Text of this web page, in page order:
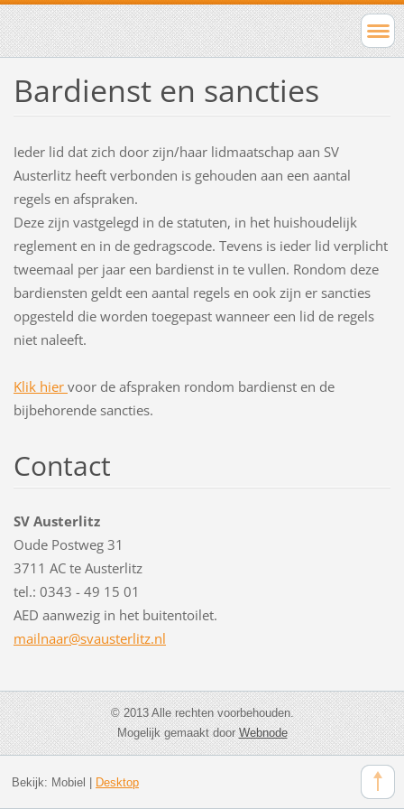
Bardienst en sancties
Ieder lid dat zich door zijn/haar lidmaatschap aan SV
Austerlitz heeft verbonden is gehouden aan een aantal
regels en afspraken.
Deze zijn vastgelegd in de statuten, in het huishoudelijk
reglement en in de gedragscode. Tevens is ieder lid verplicht
tweemaal per jaar een bardienst in te vullen. Rondom deze
bardiensten geldt een aantal regels en ook zijn er sancties
opgesteld die worden toegepast wanneer een lid de regels
niet naleeft.
Klik hier voor de afspraken rondom bardienst en de
bijbehorende sancties.
Contact
SV Austerlitz
Oude Postweg 31
3711 AC te Austerlitz
tel.: 0343 - 49 15 01
AED aanwezig in het buitentoilet.
mailnaar@svausterlitz.nl
© 2013 Alle rechten voorbehouden.
Mogelijk gemaakt doorWebnode
Bekijk: Mobiel Desktop